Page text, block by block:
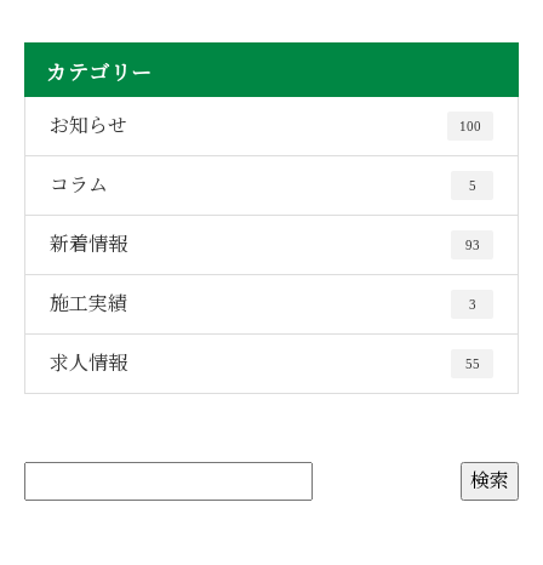
カテゴリー
お知らせ 100
コラム 5
新着情報 93
施工実績 3
求人情報 55